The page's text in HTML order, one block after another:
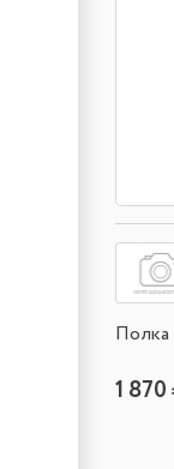
Полка
1 870